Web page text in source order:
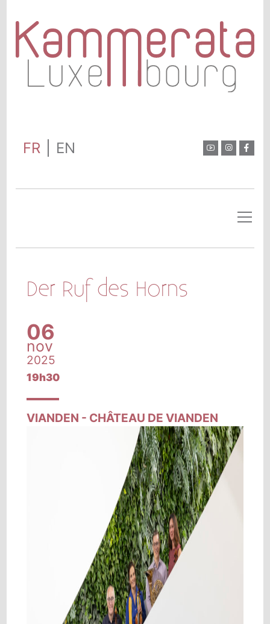
FR EN
Der Ruf des Horns
06
nov
2025
19h30
VIANDEN - CHÂTEAU DE VIANDEN